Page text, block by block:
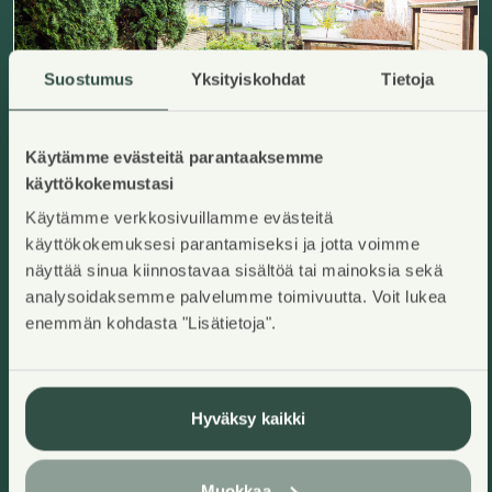
Suostumus Yksityiskohdat Tietoja
Käytämme evästeitä parantaaksemme
käyttökokemustasi
Käytämme verkkosivuillamme evästeitä
käyttökokemuksesi parantamiseksi ja jotta voimme
näyttää sinua kiinnostavaa sisältöä tai mainoksia sekä
analysoidaksemme palvelumme toimivuutta. Voit lukea
enemmän kohdasta "Lisätietoja".
Hyväksy kaikki
Jakomäentie 9 A 5
Helsinki, Jakomäki
101m2
Asumisoikeuskoti
5H+K+S ,Rivitalo
Käyttövastike/kk:1475,04€
Asumisoikeusmaksu:39506,99€
Rakennusvuosi:1998
Kerros:1-2/2